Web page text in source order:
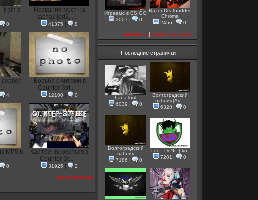
в
0
Названия мест на
картах [dd2, ...
41375 | 8
4
Борьба с читами в
Counter Stri...
12100 | 0
MP5 в
0
Как тренироваться в
Counter St...
31925 |
2
посмотреть все
Играемс в CS:GO
3007 | 0
Razer Deathadder
Chroma
2456 | 0
добавить | посмотреть все
Последние странички
LanaTool
6039 | 0
Волгоградский
паблик (Ак...
6328 | 0
Волгоградский
паблик
7186 | 0
.:Life:. Do^It_| ko...
7201 | 0